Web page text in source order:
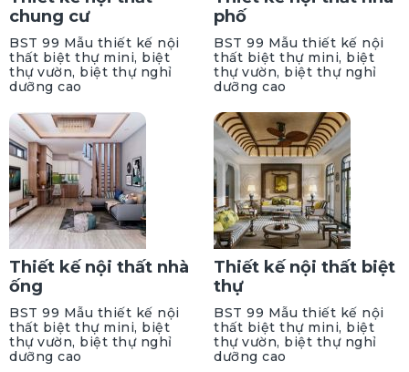
chung cư
BST 99 Mẫu thiết kế nội
thất biệt thự mini, biệt
thự vườn, biệt thự nghỉ
dưỡng cao
phố
BST 99 Mẫu thiết kế nội
thất biệt thự mini, biệt
thự vườn, biệt thự nghỉ
dưỡng cao
Thiết kế nội thất nhà
ống
BST 99 Mẫu thiết kế nội
thất biệt thự mini, biệt
thự vườn, biệt thự nghỉ
dưỡng cao
Thiết kế nội thất biệt
thự
BST 99 Mẫu thiết kế nội
thất biệt thự mini, biệt
thự vườn, biệt thự nghỉ
dưỡng cao